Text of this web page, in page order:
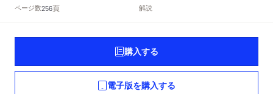
ページ数256頁 解説
購入する
電子版を購入する